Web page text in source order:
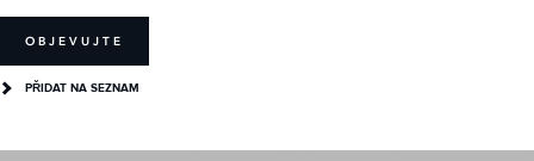
OBJEVUJTE
PŘIDAT NA SEZNAM